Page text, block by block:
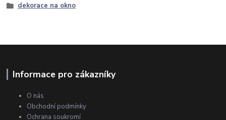
dekorace na okno
Informace pro zákazníky
O nás
Obchodní podmínky
Ochrana soukromí